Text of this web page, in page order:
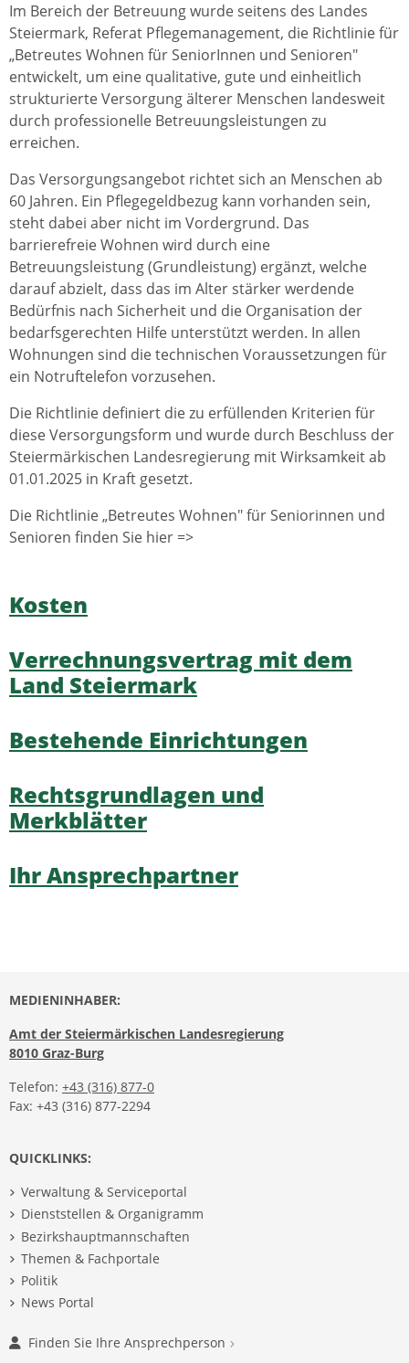
Im Bereich der Betreuung wurde seitens des Landes
Steiermark, Referat Pflegemanagement, die Richtlinie für
„Betreutes Wohnen für SeniorInnen und Senioren"
entwickelt, um eine qualitative, gute und einheitlich
strukturierte Versorgung älterer Menschen landesweit
durch professionelle Betreuungsleistungen zu
erreichen.
Das Versorgungsangebot richtet sich an Menschen ab
60 Jahren. Ein Pflegegeldbezug kann vorhanden sein,
steht dabei aber nicht im Vordergrund. Das
barrierefreie Wohnen wird durch eine
Betreuungsleistung (Grundleistung) ergänzt, welche
darauf abzielt, dass das im Alter stärker werdende
Bedürfnis nach Sicherheit und die Organisation der
bedarfsgerechten Hilfe unterstützt werden. In allen
Wohnungen sind die technischen Voraussetzungen für
ein Notruftelefon vorzusehen.
Die Richtlinie definiert die zu erfüllenden Kriterien für
diese Versorgungsform und wurde durch Beschluss der
Steiermärkischen Landesregierung mit Wirksamkeit ab
01.01.2025 in Kraft gesetzt.
Die Richtlinie „Betreutes Wohnen" für Seniorinnen und
Senioren finden Sie hier =>
Kosten
Verrechnungsvertrag mit dem
Land Steiermark
Bestehende Einrichtungen
Rechtsgrundlagen und
Merkblätter
Ihr Ansprechpartner
MEDIENINHABER:
Amt der Steiermärkischen Landesregierung
8010 Graz-Burg
Telefon: +43 (316) 877-0
Fax: +43 (316) 877-2294
QUICKLINKS:
Verwaltung & Serviceportal
Dienststellen & Organigramm
Bezirkshauptmannschaften
Themen & Fachportale
Politik
News Portal
Finden Sie Ihre Ansprechperson